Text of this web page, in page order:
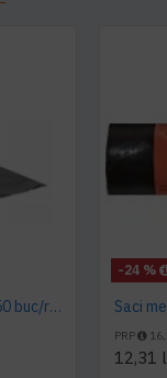
Saci menajeri negri, 60 L, 50 buc/rola
-24 %
PRP
12,31